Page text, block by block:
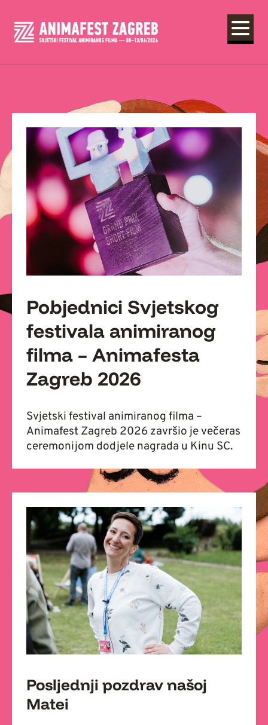
Pobjednici Svjetskog
festivala animiranog
filma – Animafesta
Zagreb 2026
Svjetski festival animiranog filma –
Animafest Zagreb 2026 završio je večeras
ceremonijom dodjele nagrada u Kinu SC.
Posljednji pozdrav našoj
Matei